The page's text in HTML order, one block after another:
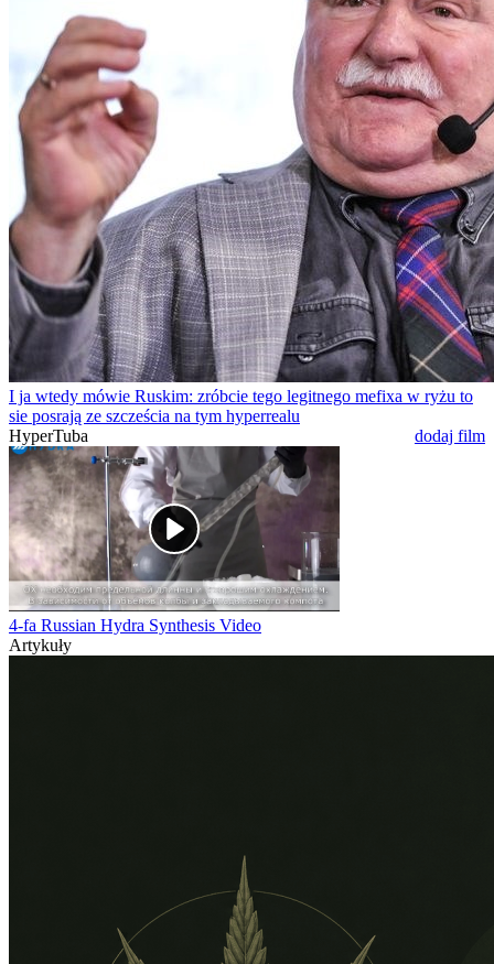
I ja wtedy mówie Ruskim: zróbcie tego legitnego mefixa w ryżu to
sie posrają ze szcześcia na tym hyperrealu
HyperTuba
dodaj film
4-fa Russian Hydra Synthesis Video
Artykuły